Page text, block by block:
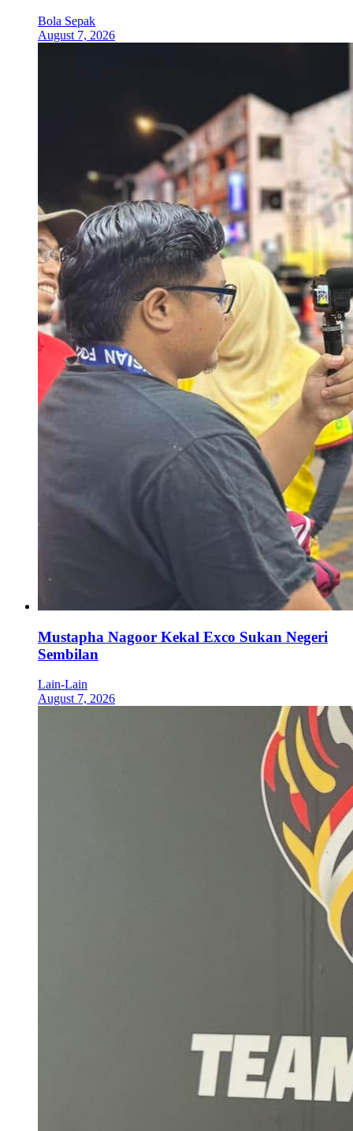
Bola Sepak
August 7, 2026
Mustapha Nagoor Kekal Exco Sukan Negeri
Sembilan
Lain-Lain
August 7, 2026